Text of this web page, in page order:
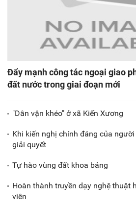
Đẩy mạnh công tác ngoại giao
đất nước trong giai đoạn mới
"Dân vận khéo" ở xã Kiến Xương
Khi kiến nghị chính đáng của
giải quyết
Tự hào vùng đất khoa bảng
Hoàn thành truyền dạy nghệ thuật
viên